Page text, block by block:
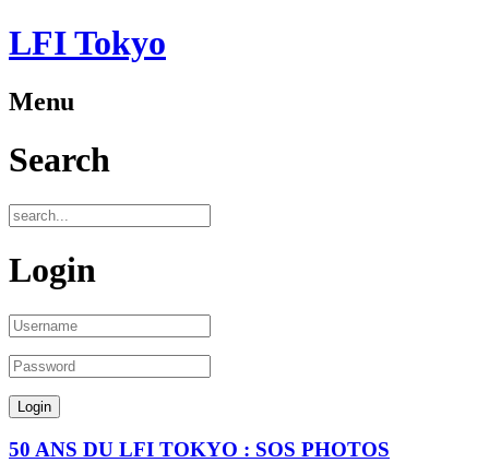
LFI Tokyo
Menu
Search
Login
50 ANS DU LFI TOKYO : SOS PHOTOS